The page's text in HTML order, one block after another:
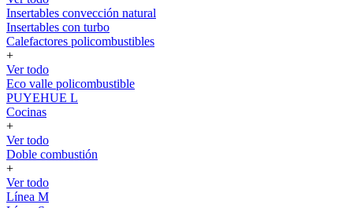
Insertables convección natural
Insertables con turbo
Calefactores policombustibles
+
Ver todo
Eco valle policombustible
PUYEHUE L
Cocinas
+
Ver todo
Doble combustión
+
Ver todo
Línea M